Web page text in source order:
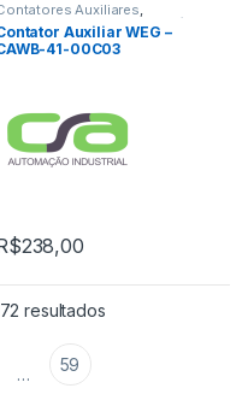
Auxiliares,
Tripolares e Relés
Auxiliar WEG –
41-00C03
238,00
resultados
… 59